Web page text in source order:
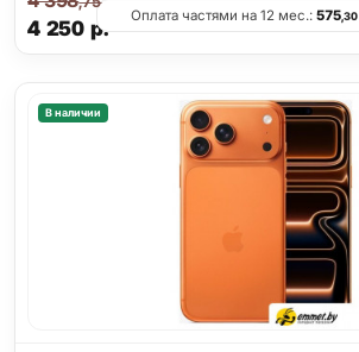
4 250 р.
Оплата частями на 12 мес.:575,30
В наличии